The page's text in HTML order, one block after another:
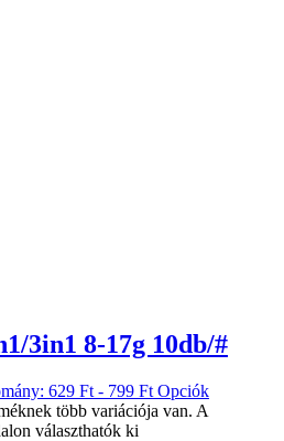
3in1 8-17g 10db/#
629 Ft - 799 Ft Opciók
több variációja van. A
választhatók ki